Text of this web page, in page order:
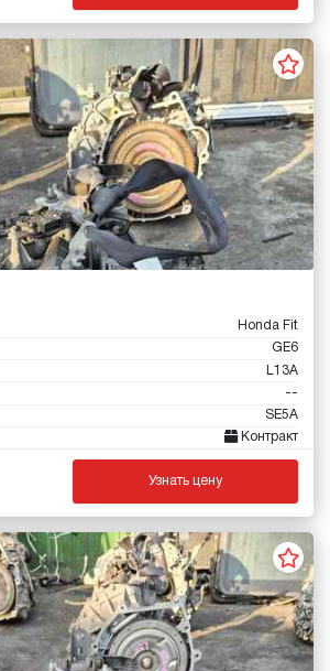
Honda Fit
GE6
L13A
--
SE5A
Контракт
Узнать цену